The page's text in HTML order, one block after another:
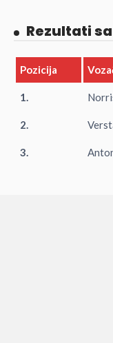
Rezultati
Pozicija
1.
2.
3.